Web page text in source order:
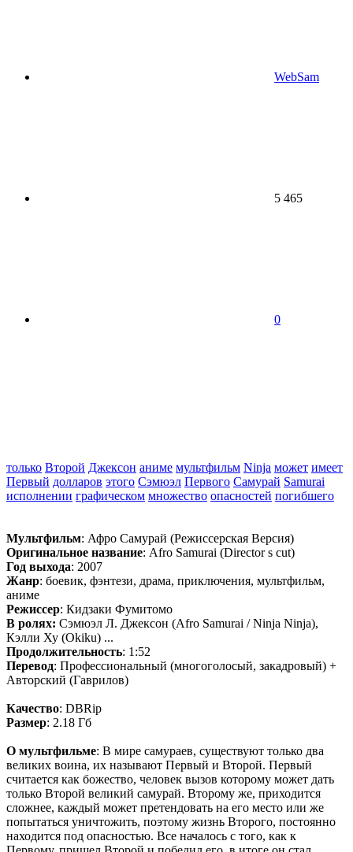
WebSam
5 465
0
только Второй Джексон аниме мультфильм Ninja может имеет
Первый долларов этого Сэмюэл Первого Самурай Samurai
исполнении графическом множество опасностей погибшего
Мультфильм: Афро Самурай (Режиссерская Версия)
Оригинальное название: Afro Samurai (Director s cut)
Год выхода: 2007
Жанр: боевик, фэнтези, драма, приключения, мультфильм,
аниме
Режиссер: Кидзаки Фумитомо
В ролях: Сэмюэл Л. Джексон (Afro Samurai / Ninja Ninja),
Кэлли Ху (Okiku) ...
Продолжительность: 1:52
Перевод: Профессиональный (многоголосый, закадровый) +
Авторский (Гаврилов)
Качество: DBRip
Размер: 2.18 Гб
О мультфильме: В мире самураев, существуют только два
великих воина, их называют Первый и Второй. Первый
считается как божество, человек вызов которому может дать
только Второй великий самурай. Второму же, приходится
сложнее, каждый может претендовать на его место или же
попытаться уничтожить, поэтому жизнь Второго, постоянно
находится под опасностью. Все началось с того, как к